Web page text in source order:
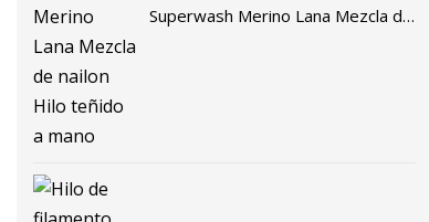
Superwash Merino Lana Mezcla de